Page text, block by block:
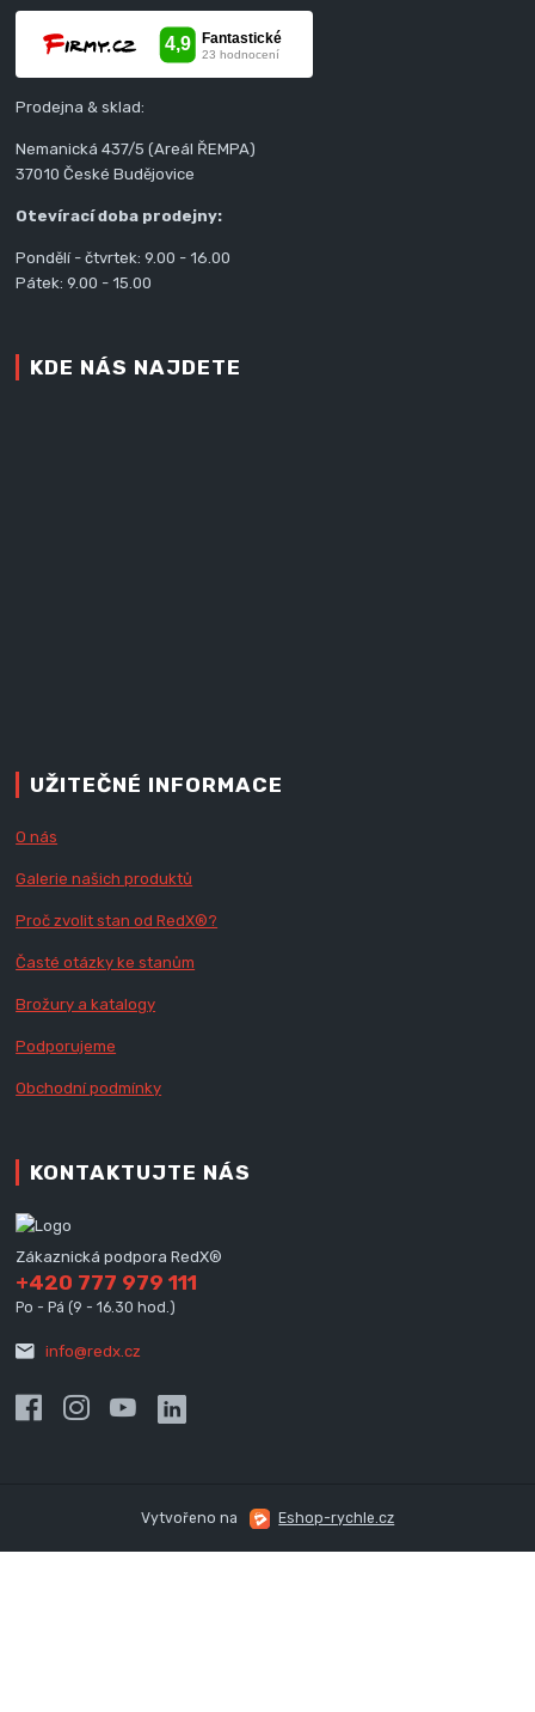
Prodejna & sklad:
Nemanická 437/5 (Areál ŘEMPA)
37010 České Budějovice
Otevírací doba prodejny:
Pondělí - čtvrtek: 9.00 - 16.00
Pátek: 9.00 - 15.00
KDE NÁS NAJDETE
UŽITEČNÉ INFORMACE
O nás
Galerie našich produktů
Proč zvolit stan od RedX®?
Časté otázky ke stanům
Brožury a katalogy
Podporujeme
Obchodní podmínky
KONTAKTUJTE NÁS
Zákaznická podpora RedX®
+420 777 979 111
Po - Pá (9 - 16.30 hod.)
info@redx.cz
Vytvořeno na Eshop-rychle.cz